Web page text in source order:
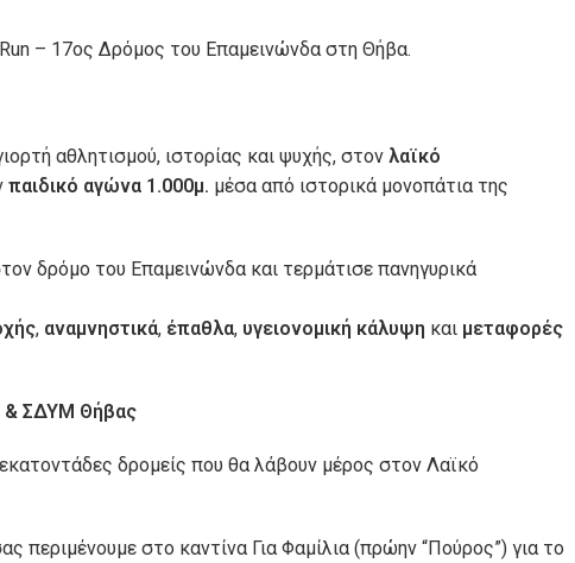
– 17ος Δρόμος του Επαμεινώνδα στη Θήβα.
αθλητισμού, ιστορίας και ψυχής, στον λαϊκό
παιδικό αγώνα 1.000μ. μέσα από ιστορικά μονοπάτια της
δρόμο του Επαμεινώνδα και τερμάτισε πανηγυρικά
, αναμνηστικά, έπαθλα, υγειονομική κάλυψη και μεταφορές
& ΣΔΥΜ Θήβας
δρομείς που θα λάβουν μέρος στον Λαϊκό
στο καντίνα Για Φαμίλια (πρώην “Πούρος”) για το